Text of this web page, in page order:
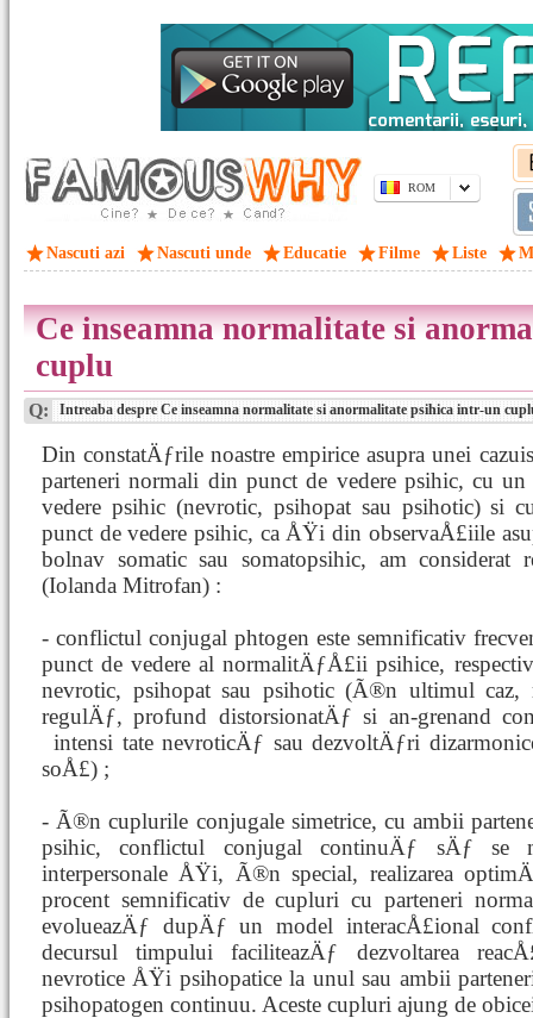
ROM
Nascuti azi Nascuti unde Educatie Filme Liste
Ce inseamna normalitate si
cuplu
Q: Intreaba despre Ce inseamna normalitate si anormalitate psihica intr-un
Din constatÄƒrile noastre empirice asupra unei
parteneri normali din punct de vedere psihic, cu
vedere psihic (nevrotic, psihopat sau psihotic) si
punct de vedere psihic, ca ÅŸi din observaÅ£iile
bolnav somatic sau somatopsihic, am considerat
(Iolanda Mitrofan) :
- conflictul conjugal phtogen este semnificativ
punct de vedere al normalitÄƒÅ£ii psihice,
nevrotic, psihopat sau psihotic (Ã®n ultimul
regulÄƒ, profund distorsionatÄƒ si an-grenand
intensi tate nevroticÄƒ sau dezvoltÄƒri
soÅ£) ;
- Ã®n cuplurile conjugale simetrice, cu ambii
psihic, conflictul conjugal continuÄƒ sÄƒ se
interpersonale ÅŸi, Ã®n special, realizarea
procent semnificativ de cupluri cu parteneri
evolueazÄƒ dupÄƒ un model interacÅ£ional
decursul timpului faciliteazÄƒ dezvoltarea
nevrotice ÅŸi psihopatice la unul sau ambii
psihopatogen continuu. Aceste cupluri ajung de